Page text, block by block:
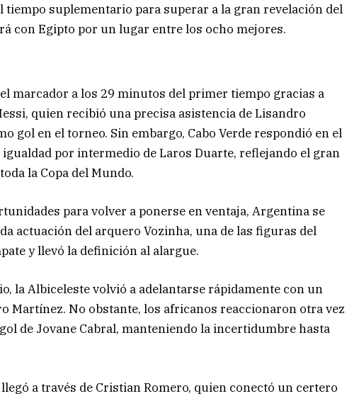
tiempo suplementario para superar a la gran revelación del
con Egipto por un lugar entre los ocho mejores.
marcador a los 29 minutos del primer tiempo gracias a
quien recibió una precisa asistencia de Lisandro
gol en el torneo. Sin embargo, Cabo Verde respondió en el
por intermedio de Laros Duarte, reflejando el gran
la Copa del Mundo.
para volver a ponerse en ventaja, Argentina se
actuación del arquero Vozinha, una de las figuras del
y llevó la definición al alargue.
la Albiceleste volvió a adelantarse rápidamente con un
Martínez. No obstante, los africanos reaccionaron otra vez
de Jovane Cabral, manteniendo la incertidumbre hasta
a través de Cristian Romero, quien conectó un certero